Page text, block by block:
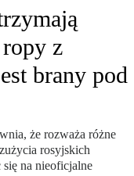
z
brany pod
że rozważa różne
rosyjskich
na nieoficjalne